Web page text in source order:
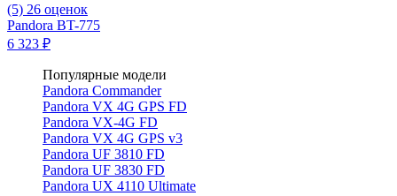
(5) 26 оценок
Pandora BT-775
6 323 ₽
Популярные модели
Pandora Commander
Pandora VX 4G GPS FD
Pandora VX-4G FD
Pandora VX 4G GPS v3
Pandora UF 3810 FD
Pandora UF 3830 FD
Pandora UX 4110 Ultimate